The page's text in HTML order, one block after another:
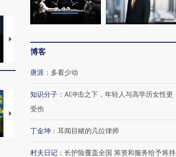
视线｜HYROX的吸金
术：是什么让中产们甘
心“花钱找虐”？
【推广】走进第四届链博
有意思的生活方式·第三对
博客
唐涯 ： 多看少动
知识分子 ： AI冲击之下，年轻人与高学历女性更
受伤
丁金坤 ： 耳闻目睹的几位律师
村夫日记 ： 长护险覆盖全国 筹资和服务给予将持